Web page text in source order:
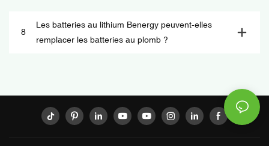
8
Les batteries au lithium Benergy peuvent-elles
remplacer les batteries au plomb ?